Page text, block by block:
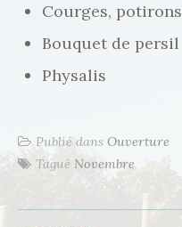
Courges, potirons
Bouquet de persil
Physalis
Publié dans Ouverture
Tagué Novembre